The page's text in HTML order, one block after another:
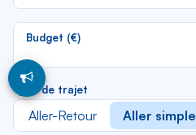
Budget (€)
Type de trajet
Aller-Retour Aller simple